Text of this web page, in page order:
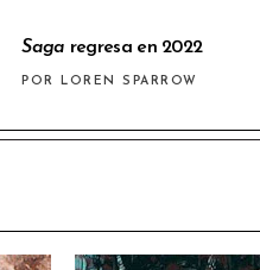
Saga regresa en 2022
POR LOREN SPARROW